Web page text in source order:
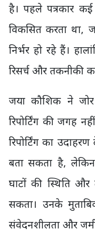
है। पहले पत्रकार
विकसित करता था,
निर्भर हो रहे हैं।
रिसर्च और तकनीकी
जया कौशिक ने
रिपोर्टिंग की जगह
रिपोर्टिंग का
बता सकता है, लेकिन
घाटों की स्थिति
सकता। उनके
संवेदनशीलता और